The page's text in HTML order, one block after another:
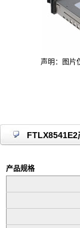
声明：图片
FTLX8541E2
产品规格